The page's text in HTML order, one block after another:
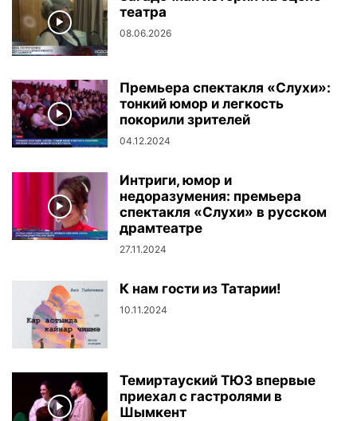
театра
08.06.2026
Премьера спектакля «Слухи»:
тонкий юмор и легкость
покорили зрителей
04.12.2024
Интриги, юмор и
недоразумения: премьера
спектакля «Слухи» в русском
драмтеатре
27.11.2024
К нам гости из Татарии!
10.11.2024
Темиртауский ТЮЗ впервые
приехал с гастролями в
Шымкент